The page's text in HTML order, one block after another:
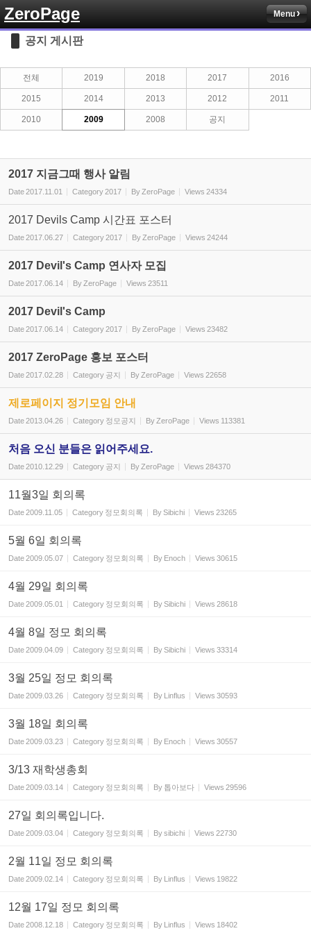
ZeroPage Menu
공지 게시판
전체 2019 2018 2017 2016
2015 2014 2013 2012 2011
2010 2009 2008 공지
2017 지금그때 행사 알림
Date2017.11.01 Category2017 By ZeroPage Views 24334
2017 Devils Camp 시간표 포스터
Date2017.06.27 Category2017 By ZeroPage Views 24244
2017 Devil's Camp 연사자 모집
Date2017.06.14 By ZeroPage Views 23511
2017 Devil's Camp
Date2017.06.14 Category2017 By ZeroPage Views 23482
2017 ZeroPage 홍보 포스터
Date2017.02.28 Category 공지 By ZeroPage Views 22658
제로페이지 정기모임 안내
Date2013.04.26 Category 정모공지 By ZeroPage Views 113381
처음 오신 분들은 읽어주세요.
Date2010.12.29 Category 공지 By ZeroPage Views 284370
11월3일 회의록
Date2009.11.05 Category 정모회의록 BySibichi Views 23265
5월 6일 회의록
Date2009.05.07 Category 정모회의록 By Enoch Views 30615
4월 29일 회의록
Date2009.05.01 Category 정모회의록 BySibichi Views 28618
4월 8일 정모 회의록
Date2009.04.09 Category 정모회의록 BySibichi Views 33314
3월 25일 정모 회의록
Date2009.03.26 Category 정모회의록 By Linflus Views 30593
3월 18일 회의록
Date2009.03.23 Category 정모회의록 By Enoch Views 30557
3/13 재학생총회
Date2009.03.14 Category 정모회의록 By 톱아보다 Views 29596
27일 회의록입니다.
Date2009.03.04 Category 정모회의록 Bysibichi Views 22730
2월 11일 정모 회의록
Date2009.02.14 Category 정모회의록 By Linflus Views 19822
12월 17일 정모 회의록
Date2008.12.18 Category 정모회의록 By Linflus Views 18402
Sketchbook5, 스케치북5
Sketchbook5, 스케치북5